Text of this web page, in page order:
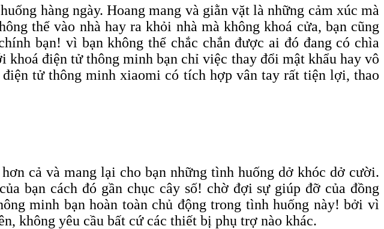
hàng ngày. Hoang mang và giằn vặt là những cảm xúc mà
thể vào nhà hay ra khỏi nhà mà không khoá cửa, bạn cũng
bạn! vì bạn không thể chắc chắn được ai đó đang có chìa
điện tử thông minh bạn chỉ việc thay đổi mật khẩu hay vô
tử thông minh xiaomi có tích hợp vân tay rất tiện lợi, thao
cả và mang lại cho bạn những tình huống dở khóc dở cười.
bạn cách đó gần chục cây số! chờ đợi sự giúp đỡ của đồng
minh bạn hoàn toàn chủ động trong tình huống này! bởi vì
không yêu cầu bất cứ các thiết bị phụ trợ nào khác.